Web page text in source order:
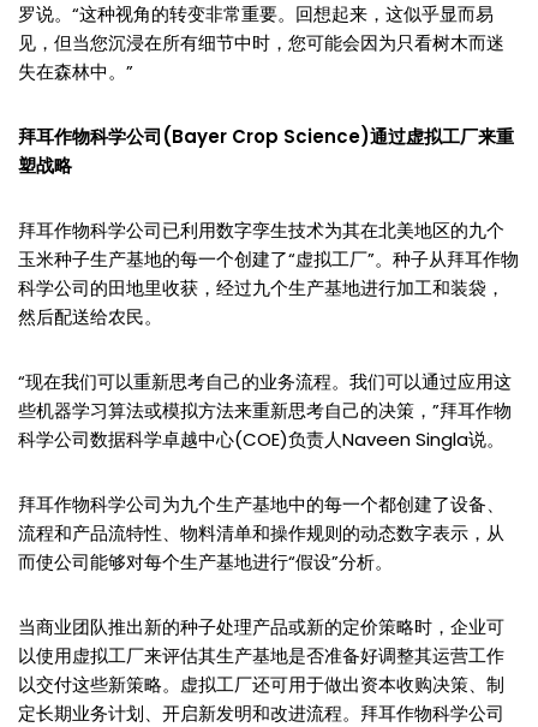
罗说。“这种视角的转变非常重要。回想起来，这似乎显而易
见，但当您沉浸在所有细节中时，您可能会因为只看树木而迷
失在森林中。”
拜耳作物科学公司(Bayer Crop Science)通过虚拟工厂来重
塑战略
拜耳作物科学公司已利用数字孪生技术为其在北美地区的九个
玉米种子生产基地的每一个创建了“虚拟工厂”。种子从拜耳作物
科学公司的田地里收获，经过九个生产基地进行加工和装袋，
然后配送给农民。
“现在我们可以重新思考自己的业务流程。我们可以通过应用这
些机器学习算法或模拟方法来重新思考自己的决策，”拜耳作物
科学公司数据科学卓越中心(COE)负责人Naveen Singla说。
拜耳作物科学公司为九个生产基地中的每一个都创建了设备、
流程和产品流特性、物料清单和操作规则的动态数字表示，从
而使公司能够对每个生产基地进行“假设”分析。
当商业团队推出新的种子处理产品或新的定价策略时，企业可
以使用虚拟工厂来评估其生产基地是否准备好调整其运营工作
以交付这些新策略。虚拟工厂还可用于做出资本收购决策、制
定长期业务计划、开启新发明和改进流程。拜耳作物科学公司